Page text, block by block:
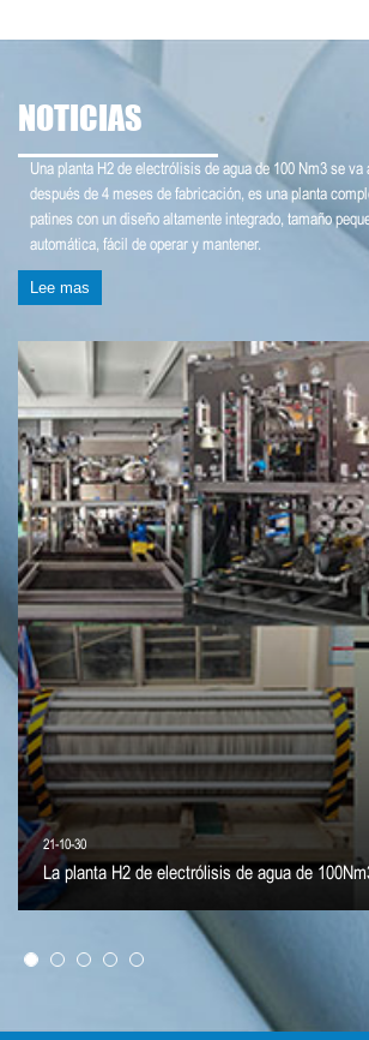
NOTICIAS
Una planta H2 de electrólisis de agua de 100 Nm3 se va
después de 4 meses de fabricación, es una planta
patines con un diseño altamente integrado, tamaño
automática, fácil de operar y mantener.
Lee mas
21-10-30
La planta H2 de electrólisis de agua de